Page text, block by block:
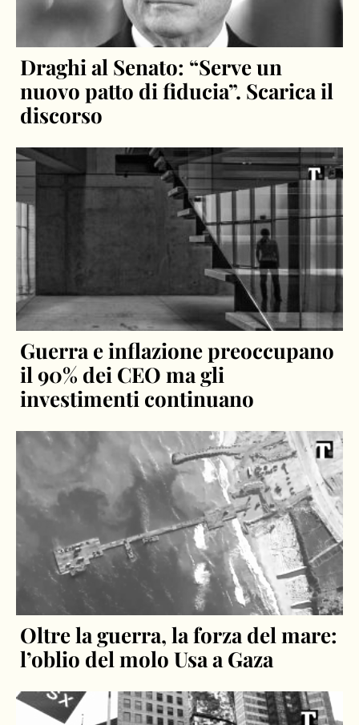
Draghi al Senato: “Serve un
nuovo patto di fiducia”. Scarica il
discorso
Guerra e inflazione preoccupano
il 90% dei CEO ma gli
investimenti continuano
Oltre la guerra, la forza del mare:
l’oblio del molo Usa a Gaza